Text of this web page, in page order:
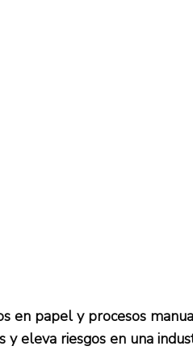
en papel y procesos
eleva riesgos en una